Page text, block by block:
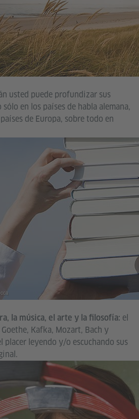
usted puede profundizar sus
en los países de habla alemana,
de Europa, sobre todo en
la música, el arte y la filosofía: el
Kafka, Mozart, Bach y
placer leyendo y/o escuchando sus